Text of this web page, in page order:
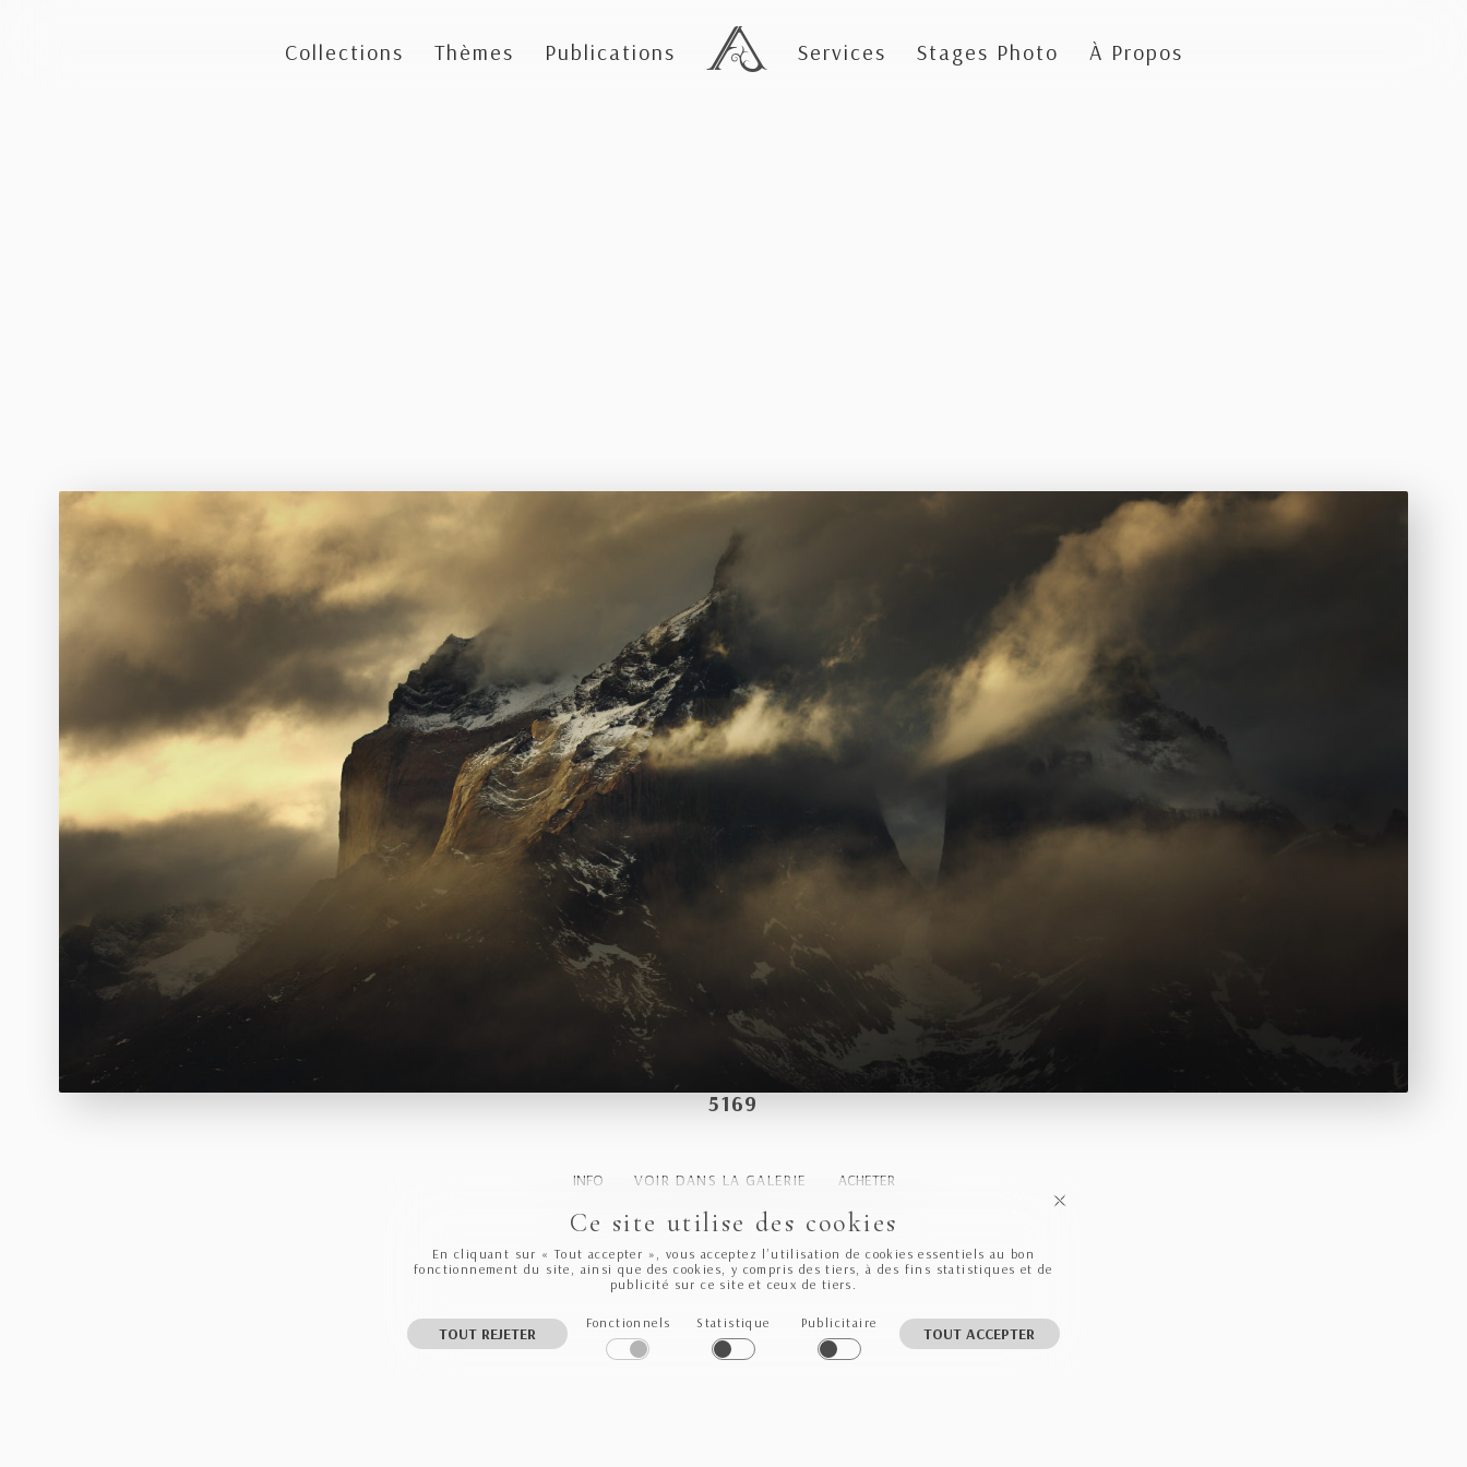
Collections Thèmes Publications Services Stages Photo À Propos
5169
INFO VOIR DANS LA GALERIE ACHETER
Ce site utilise des cookies
En cliquant sur « Tout accepter », vous acceptez l’utilisation de cookies essentiels au bon
fonctionnement du site, ainsi que des cookies, y compris des tiers, à des fins statistiques et de
publicité sur ce site et ceux de tiers.
TOUT REJETER
Fonctionnels Statistique Publicitaire
TOUT ACCEPTER